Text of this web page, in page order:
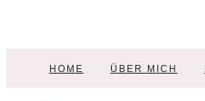
HOME ÜBER MICH